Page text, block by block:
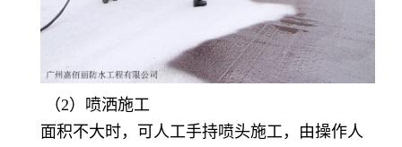
（2）喷洒施工
面积不大时，可人工手持喷头施工，由操作人